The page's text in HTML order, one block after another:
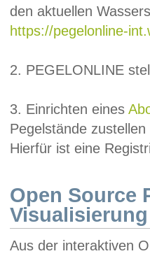
den aktuellen
https://pegelonline-
2. PEGELONLINE
3. Einrichten eines
Pegelstände
Hierfür ist eine
Open Source
Visualisierung
Aus der interaktiven